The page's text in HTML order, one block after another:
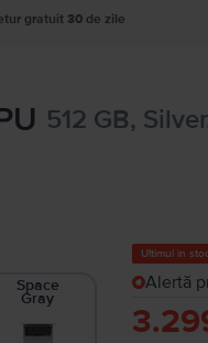
gratuit 30 de zile
512 GB,
Space
Gray
Ultimul în stoc
Alertă